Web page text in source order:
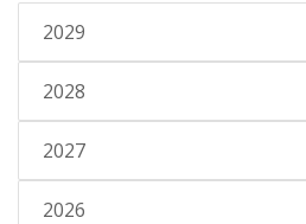
2029
2028
2027
2026